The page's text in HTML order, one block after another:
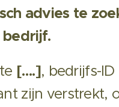
advies te
bedrijf.
[….], bedrijfs-ID
zijn verstrekt,